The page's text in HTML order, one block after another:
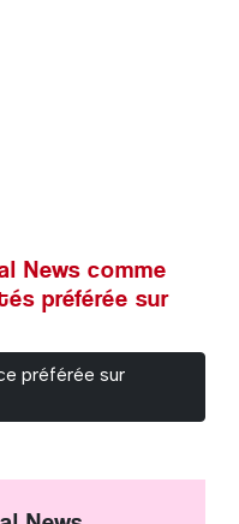
News comme
préférée sur
préférée sur